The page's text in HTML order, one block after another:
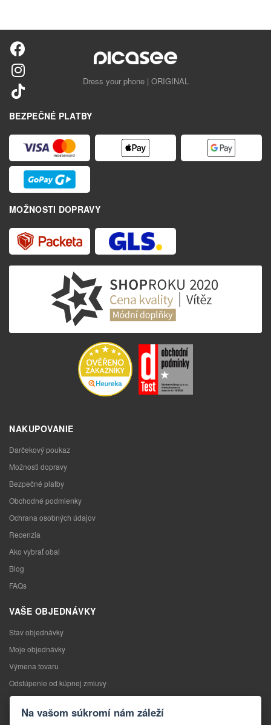
Dress your phone | ORIGINAL
BEZPEČNÉ PLATBY
MOŽNOSTI DOPRAVY
NAKUPOVANIE
Darčekový poukaz
Možnosti dopravy
Bezpečné platby
Obchodné podmienky
Ochrana osobných údajov
Recenzia
Ako vybrať obal
Blog
FAQs
VAŠE OBJEDNÁVKY
Stav objednávky
Moje objednávky
Výmena tovaru
Odstúpenie od kúpnej zmluvy
Reklamácia
Na vašom súkromí nám záleží